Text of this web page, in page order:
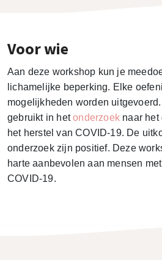
Voor wie
Aan deze workshop kun je
lichamelijke beperking. Elke
mogelijkheden worden
gebruikt in hetonderzoek naar het
het herstel van COVID-19. De
onderzoek zijn positief. Deze
harte aanbevolen aan mensen
COVID-19.